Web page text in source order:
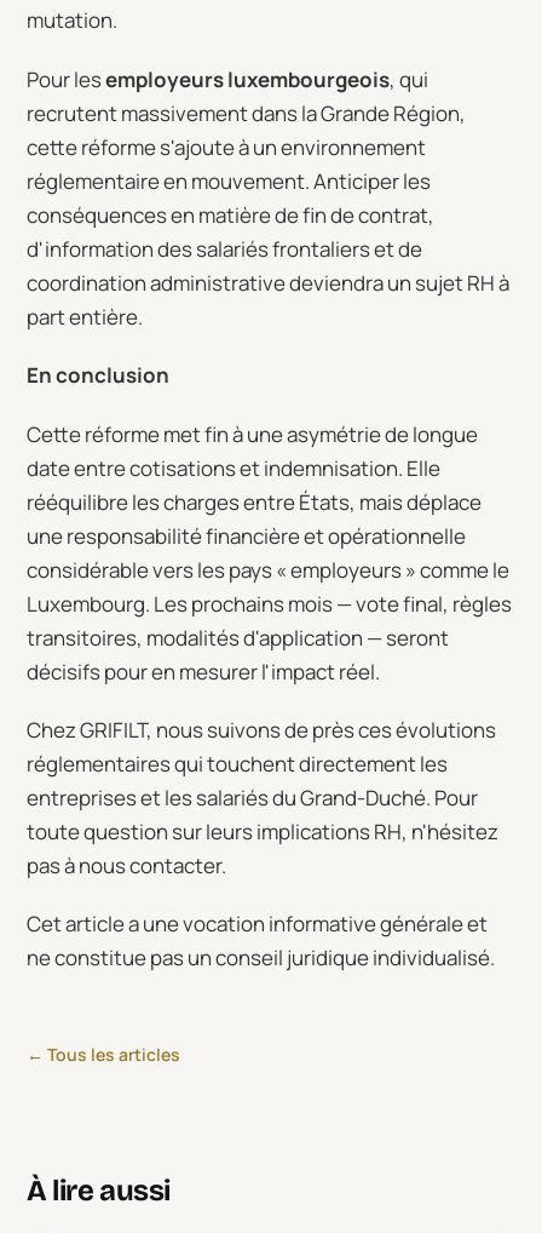
mutation.
Pour lesemployeurs luxembourgeois, qui
recrutent massivement dans la Grande Région,
cette réforme s'ajoute à un environnement
réglementaire en mouvement. Anticiper les
conséquences en matière de fin de contrat,
d'information des salariés frontaliers et de
coordination administrative deviendra un sujet RH à
part entière.
En conclusion
Cette réforme met fin à une asymétrie de longue
date entre cotisations et indemnisation. Elle
rééquilibre les charges entre États, mais déplace
une responsabilité financière et opérationnelle
considérable vers les pays « employeurs » comme le
Luxembourg. Les prochains mois — vote final, règles
transitoires, modalités d'application — seront
décisifs pour en mesurer l'impact réel.
Chez GRIFILT, nous suivons de près ces évolutions
réglementaires qui touchent directement les
entreprises et les salariés du Grand-Duché. Pour
toute question sur leurs implications RH, n'hésitez
pas à nous contacter.
Cet article a une vocation informative générale et
ne constitue pas un conseil juridique individualisé.
← Tous les articles
À lire aussi